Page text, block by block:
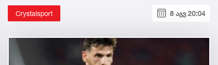
Crystalsport 8 აგვ 20:04